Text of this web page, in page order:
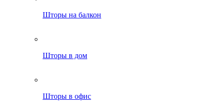
Шторы на балкон
Шторы в дом
Шторы в офис